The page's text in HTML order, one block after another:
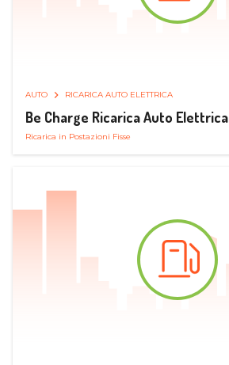
AUTO RICARICA AUTO ELETTRICA
Be Charge Ricarica Auto Elettrica
Ricarica in Postazioni Fisse